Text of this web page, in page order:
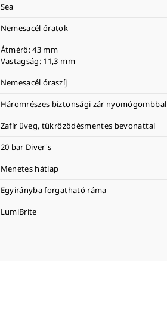
Sea
Nemesacél óratok
Átmérő: 43 mm
Vastagság: 11,3 mm
Nemesacél óraszíj
Háromrészes biztonsági zár nyomógombbal
Zafír üveg, tükröződésmentes bevonattal
20 bar Diver's
Menetes hátlap
Egyirányba forgatható ráma
LumiBrite